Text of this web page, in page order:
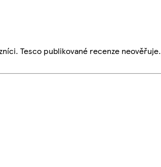
Tesco publikované recenze neověřuje.